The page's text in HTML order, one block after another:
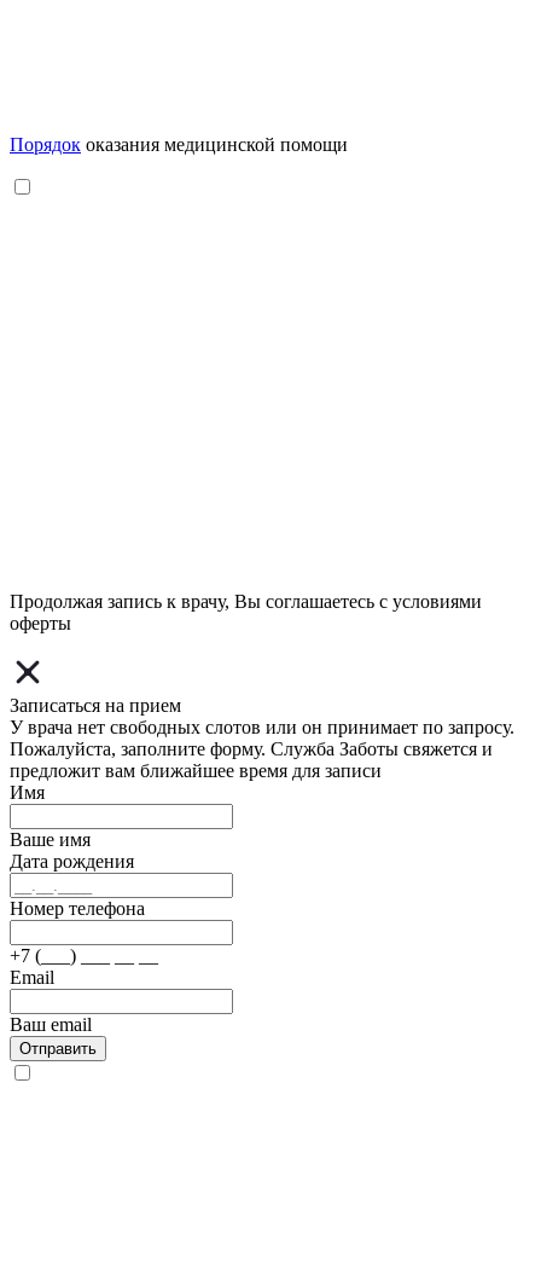
Порядок оказания медицинской помощи
Продолжая запись к врачу, Вы соглашаетесь с условиями
оферты
Записаться на прием
У врача нет свободных слотов или он принимает по запросу.
Пожалуйста, заполните форму. Служба Заботы свяжется и
предложит вам ближайшее время для записи
Имя
Ваше имя
Дата рождения
Номер телефона
+7 (___) ___ __ __
Email
Ваш email
Отправить